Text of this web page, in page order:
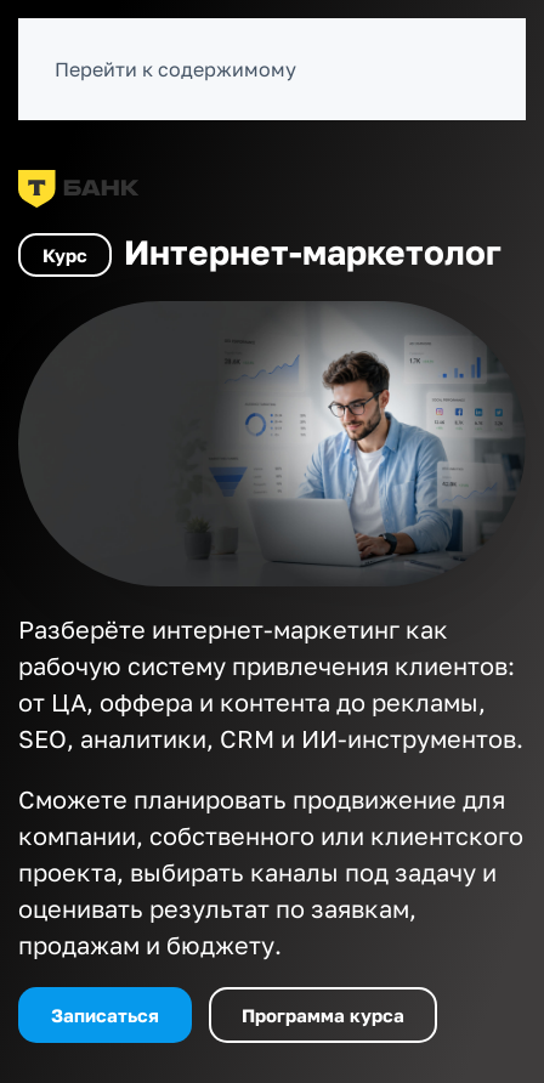
Перейти к содержимому
Курс Интернет-маркетолог
Разберёте интернет-маркетинг как
рабочую систему привлечения клиентов:
от ЦА, оффера и контента до рекламы,
SEO, аналитики, CRM и ИИ-инструментов.
Сможете планировать продвижение для
компании, собственного или клиентского
проекта, выбирать каналы под задачу и
оценивать результат по заявкам,
продажам и бюджету.
Записаться Программа курса